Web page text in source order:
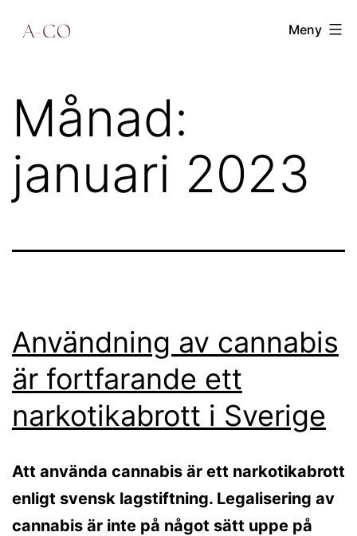
a-
Meny
Månad:
januari 2023
Användning av cannabis
är fortfarande ett
narkotikabrott i Sverige
Att använda cannabis är ett narkotikabrott
enligt svensk lagstiftning. Legalisering av
cannabis är inte på något sätt uppe på